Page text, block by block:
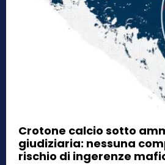
Crotone calcio sotto
giudiziaria: nessuna
rischio di ingerenze